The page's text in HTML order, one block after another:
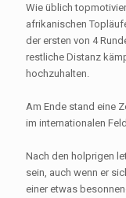
Wie üblich
afrikanischen
der ersten von 4
restliche Distanz
hochzuhalten.
Am Ende stand eine
im internationalen Feld.
Nach den holprigen
sein, auch wenn er
einer etwas